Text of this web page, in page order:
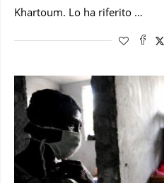
Khartoum. Lo ha riferito …